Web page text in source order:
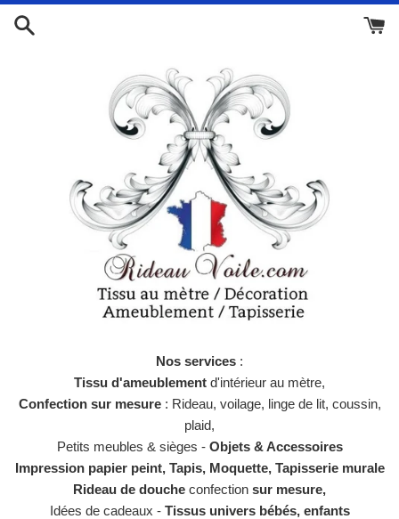
Passer
Nos services :
Tissu d'ameublement d'intérieur au mètre,
Confection sur mesure: Rideau, voilage, linge de lit, coussin,
plaid,
Petits meubles & sièges - Objets & Accessoires
Impression papier peint, Tapis, Moquette, Tapisserie murale
Rideau de douche confection sur mesure,
Idées de cadeaux - Tissus univers bébés, enfants